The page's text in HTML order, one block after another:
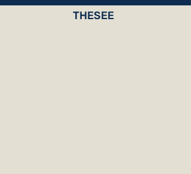
THESEE